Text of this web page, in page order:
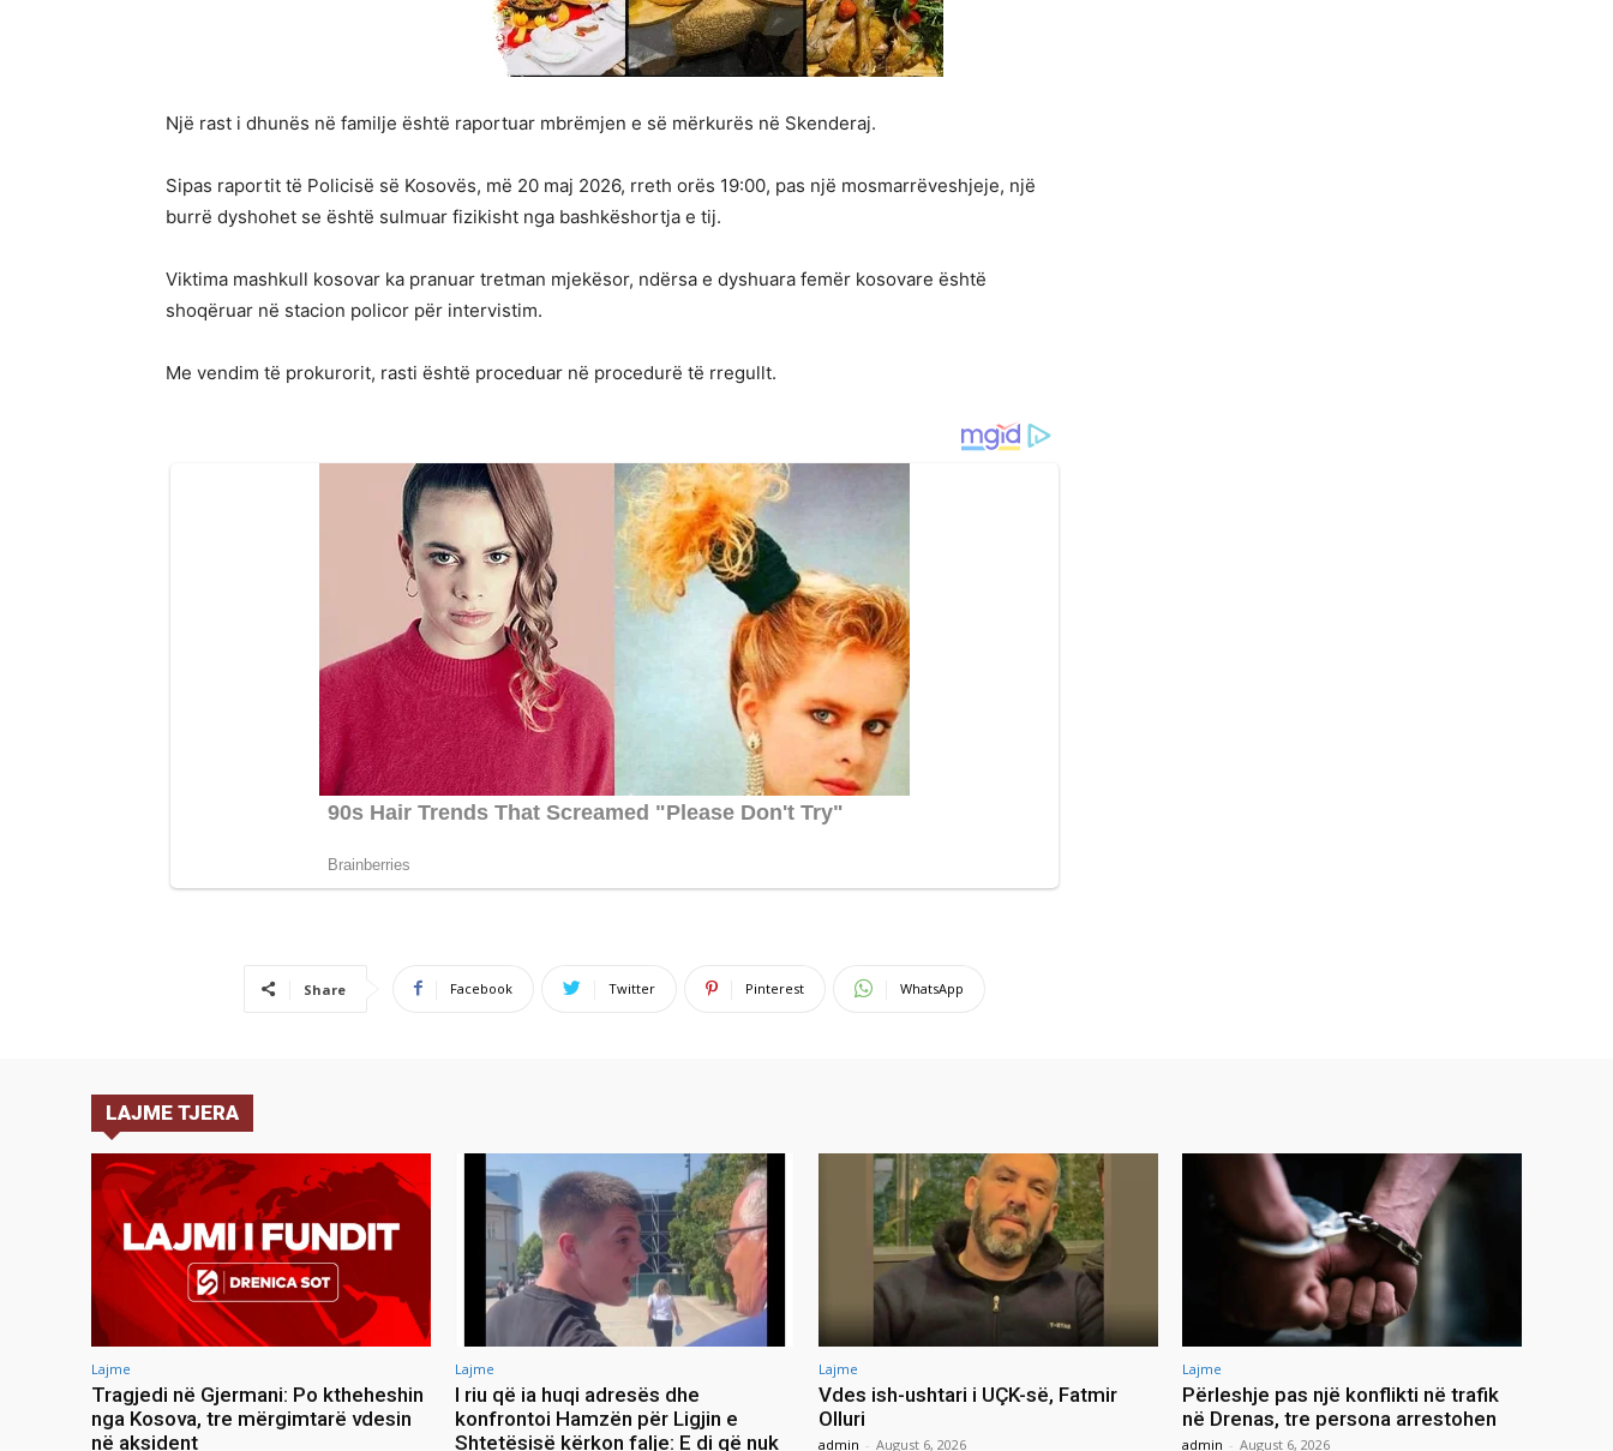
Një rast i dhunës në familje është raportuar mbrëmjen e së mërkurës në Skenderaj.
Sipas raportit të Policisë së Kosovës, më 20 maj 2026, rreth orës 19:00, pas një mosmarrëveshjeje, një
burrë dyshohet se është sulmuar fizikisht nga bashkëshortja e tij.
Viktima mashkull kosovar ka pranuar tretman mjekësor, ndërsa e dyshuara femër kosovare është
shoqëruar në stacion policor për intervistim.
Me vendim të prokurorit, rasti është proceduar në procedurë të rregullt.
Share Facebook Twitter Pinterest WhatsApp
LAJME TJERA
Lajme
Tragjedi në Gjermani: Po ktheheshin
nga Kosova, tre mërgimtarë vdesin
në aksident
Lajme
I riu që ia huqi adresës dhe
konfrontoi Hamzën për Ligjin e
Shtetësisë kërkon falje: E di që nuk
Lajme
Vdes ish-ushtari i UÇK-së, Fatmir
Olluri
admin - August 6, 2026
Lajme
Përleshje pas një konflikti në trafik
në Drenas, tre persona arrestohen
admin - August 6, 2026